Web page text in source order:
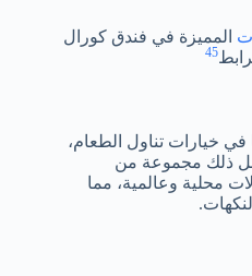
المميزة في فندق كورال
45
في خيارات تناول الطعام،
ذلك مجموعة من
محلية وعالمية، مما